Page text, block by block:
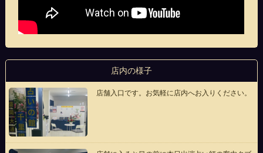
店内の様子
店舗入口です。お気軽に店内へお入りください。